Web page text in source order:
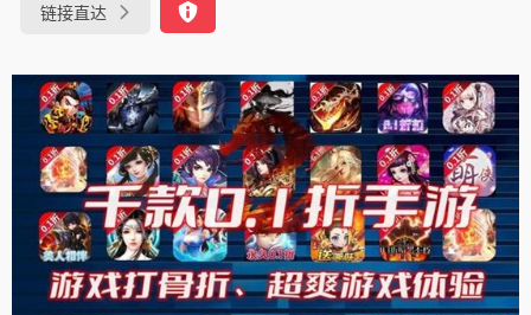
链接直达